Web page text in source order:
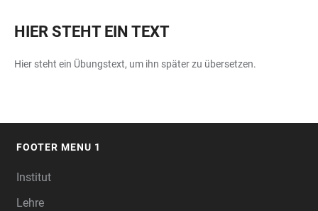
HIER STEHT EIN TEXT
Hier steht ein Übungstext, um ihn später zu übersetzen.
FOOTER MENU 1
Institut
Lehre